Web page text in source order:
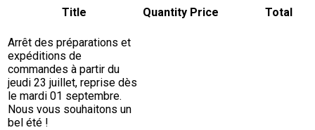
Arrêt des préparations et
expéditions de
commandes à partir du
jeudi 23 juillet, reprise dès
le mardi 01 septembre.
Nous vous souhaitons un
bel été !
Title Quantity Price Total